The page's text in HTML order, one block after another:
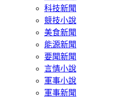
科技新聞
競技小說
美食新聞
能源新聞
要聞新聞
言情小說
軍事小說
軍事新聞